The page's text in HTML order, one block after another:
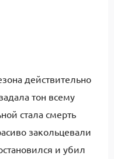
действительно
тон всему
стала смерть
закольцевали
и убил